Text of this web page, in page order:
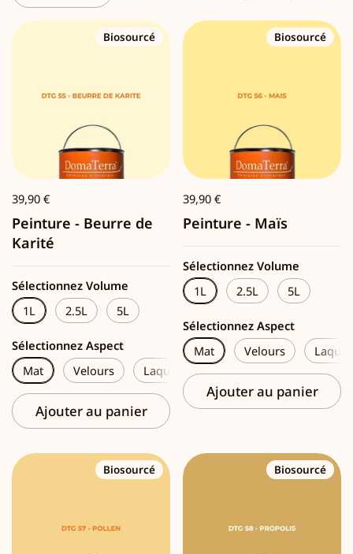
39,90 €
Peinture - Beurre de
Karité
Sélectionnez Volume
1L
2.5L 5L
Sélectionnez Aspect
Mat
Velours Laque
Ajouter au panier
Biosourcé
39,90 €
Peinture - Maïs
Sélectionnez Volume
1L
2.5L 5L
Sélectionnez Aspect
Mat
Velours Laque
Ajouter au panier
Biosourcé
Biosourcé Biosourcé